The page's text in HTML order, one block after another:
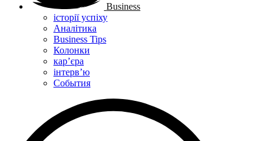
Business
історії успіху
Аналітика
Business Tips
Колонки
кар’єра
інтерв’ю
Cобытия